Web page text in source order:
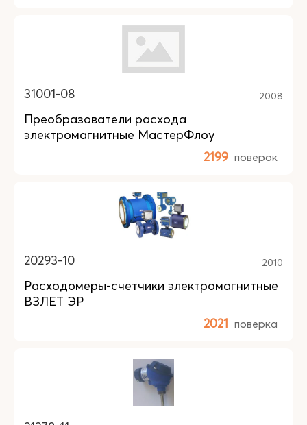
31001-08 2008
Преобразователи расхода
электромагнитные МастерФлоу
2199 поверок
20293-10 2010
Расходомеры-счетчики электромагнитные
ВЗЛЕТ ЭР
2021 поверка